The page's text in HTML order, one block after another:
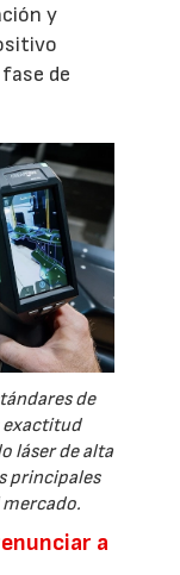
y
de
de
exactitud
láser de alta
principales
a